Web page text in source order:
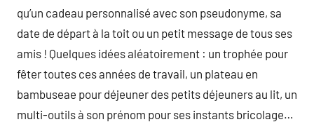
qu’un cadeau personnalisé avec son pseudonyme, sa
date de départ à la toit ou un petit message de tous ses
amis ! Quelques idées aléatoirement : un trophée pour
fêter toutes ces années de travail, un plateau en
bambuseae pour déjeuner des petits déjeuners au lit, un
multi-outils à son prénom pour ses instants bricolage…